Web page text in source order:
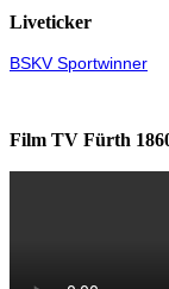
Liveticker
BSKV Sportwinner
Film TV Fürth